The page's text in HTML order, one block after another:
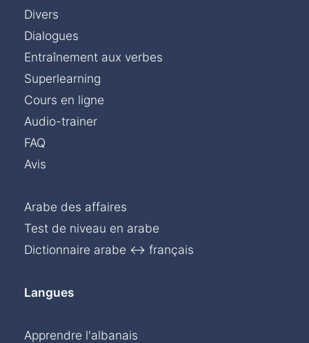
Divers
Dialogues
Entraînement aux verbes
Superlearning
Cours en ligne
Audio-trainer
FAQ
Avis
Arabe des affaires
Test de niveau en arabe
Dictionnaire arabe ↔ français
Langues
Apprendre l'albanais